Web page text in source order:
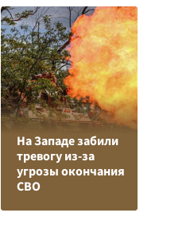
На Западе забили
тревогу из-за
угрозы окончания
СВО